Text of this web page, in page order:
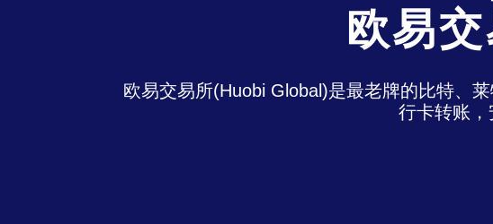
欧易
欧易交易所(Huobi Global)是最老牌的比特、
行卡转账，